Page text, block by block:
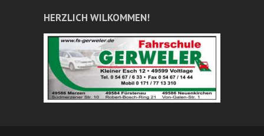
HERZLICH WILKOMMEN!